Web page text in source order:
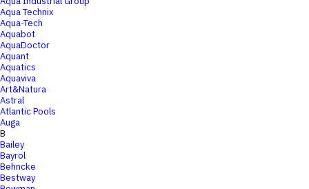
Aqua Technix
Aqua-Tech
Aquabot
AquaDoctor
Aquant
Aquatics
Aquaviva
Art&Natura
Astral
Atlantic Pools
Auga
B
Bailey
Bayrol
Behncke
Bestway